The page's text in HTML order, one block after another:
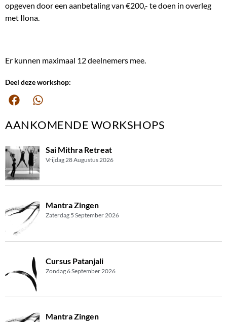
opgeven door een aanbetaling van €200,- te doen in overleg
met Ilona.
Er kunnen maximaal 12 deelnemers mee.
Deel deze workshop:
AANKOMENDE WORKSHOPS
Sai Mithra Retreat
Vrijdag 28 Augustus 2026
Mantra Zingen
Zaterdag 5 September 2026
Cursus Patanjali
Zondag 6 September 2026
Mantra Zingen